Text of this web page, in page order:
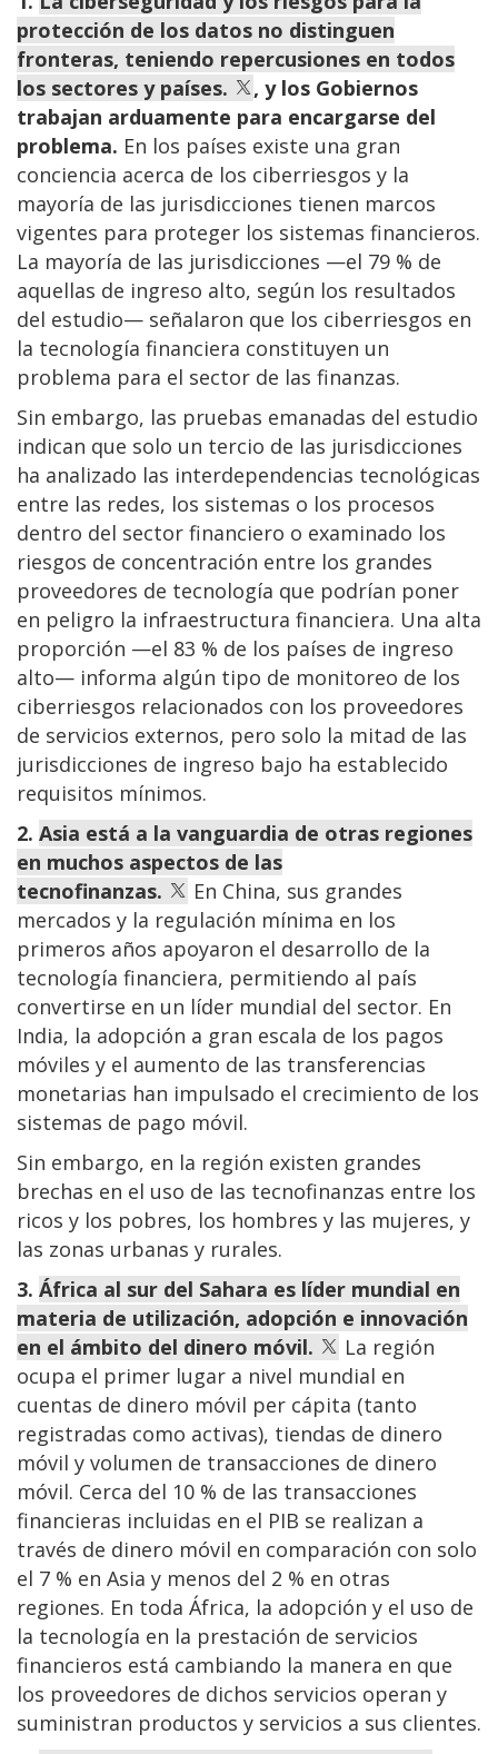
protección de los datos no distinguen
fronteras, teniendo repercusiones en todos
los sectores y países.
, y los Gobiernos
trabajan arduamente para encargarse del
problema. En los países existe una gran
conciencia acerca de los ciberriesgos y la
mayoría de las jurisdicciones tienen marcos
vigentes para proteger los sistemas financieros.
La mayoría de las jurisdicciones —el 79 % de
aquellas de ingreso alto, según los resultados
del estudio— señalaron que los ciberriesgos en
la tecnología financiera constituyen un
problema para el sector de las finanzas.
Sin embargo, las pruebas emanadas del estudio
indican que solo un tercio de las jurisdicciones
ha analizado las interdependencias tecnológicas
entre las redes, los sistemas o los procesos
dentro del sector financiero o examinado los
riesgos de concentración entre los grandes
proveedores de tecnología que podrían poner
en peligro la infraestructura financiera. Una alta
proporción —el 83 % de los países de ingreso
alto— informa algún tipo de monitoreo de los
ciberriesgos relacionados con los proveedores
de servicios externos, pero solo la mitad de las
jurisdicciones de ingreso bajo ha establecido
requisitos mínimos.
2. Asia está a la vanguardia de otras regiones
en muchos aspectos de las
tecnofinanzas.
En China, sus grandes
mercados y la regulación mínima en los
primeros años apoyaron el desarrollo de la
tecnología financiera, permitiendo al país
convertirse en un líder mundial del sector. En
India, la adopción a gran escala de los pagos
móviles y el aumento de las transferencias
monetarias han impulsado el crecimiento de los
sistemas de pago móvil.
Sin embargo, en la región existen grandes
brechas en el uso de las tecnofinanzas entre los
ricos y los pobres, los hombres y las mujeres, y
las zonas urbanas y rurales.
3. África al sur del Sahara es líder mundial en
materia de utilización, adopción e innovación
en el ámbito del dinero móvil.
La región
ocupa el primer lugar a nivel mundial en
cuentas de dinero móvil per cápita (tanto
registradas como activas), tiendas de dinero
móvil y volumen de transacciones de dinero
móvil. Cerca del 10 % de las transacciones
financieras incluidas en el PIB se realizan a
través de dinero móvil en comparación con solo
el 7 % en Asia y menos del 2 % en otras
regiones. En toda África, la adopción y el uso de
la tecnología en la prestación de servicios
financieros está cambiando la manera en que
los proveedores de dichos servicios operan y
suministran productos y servicios a sus clientes.